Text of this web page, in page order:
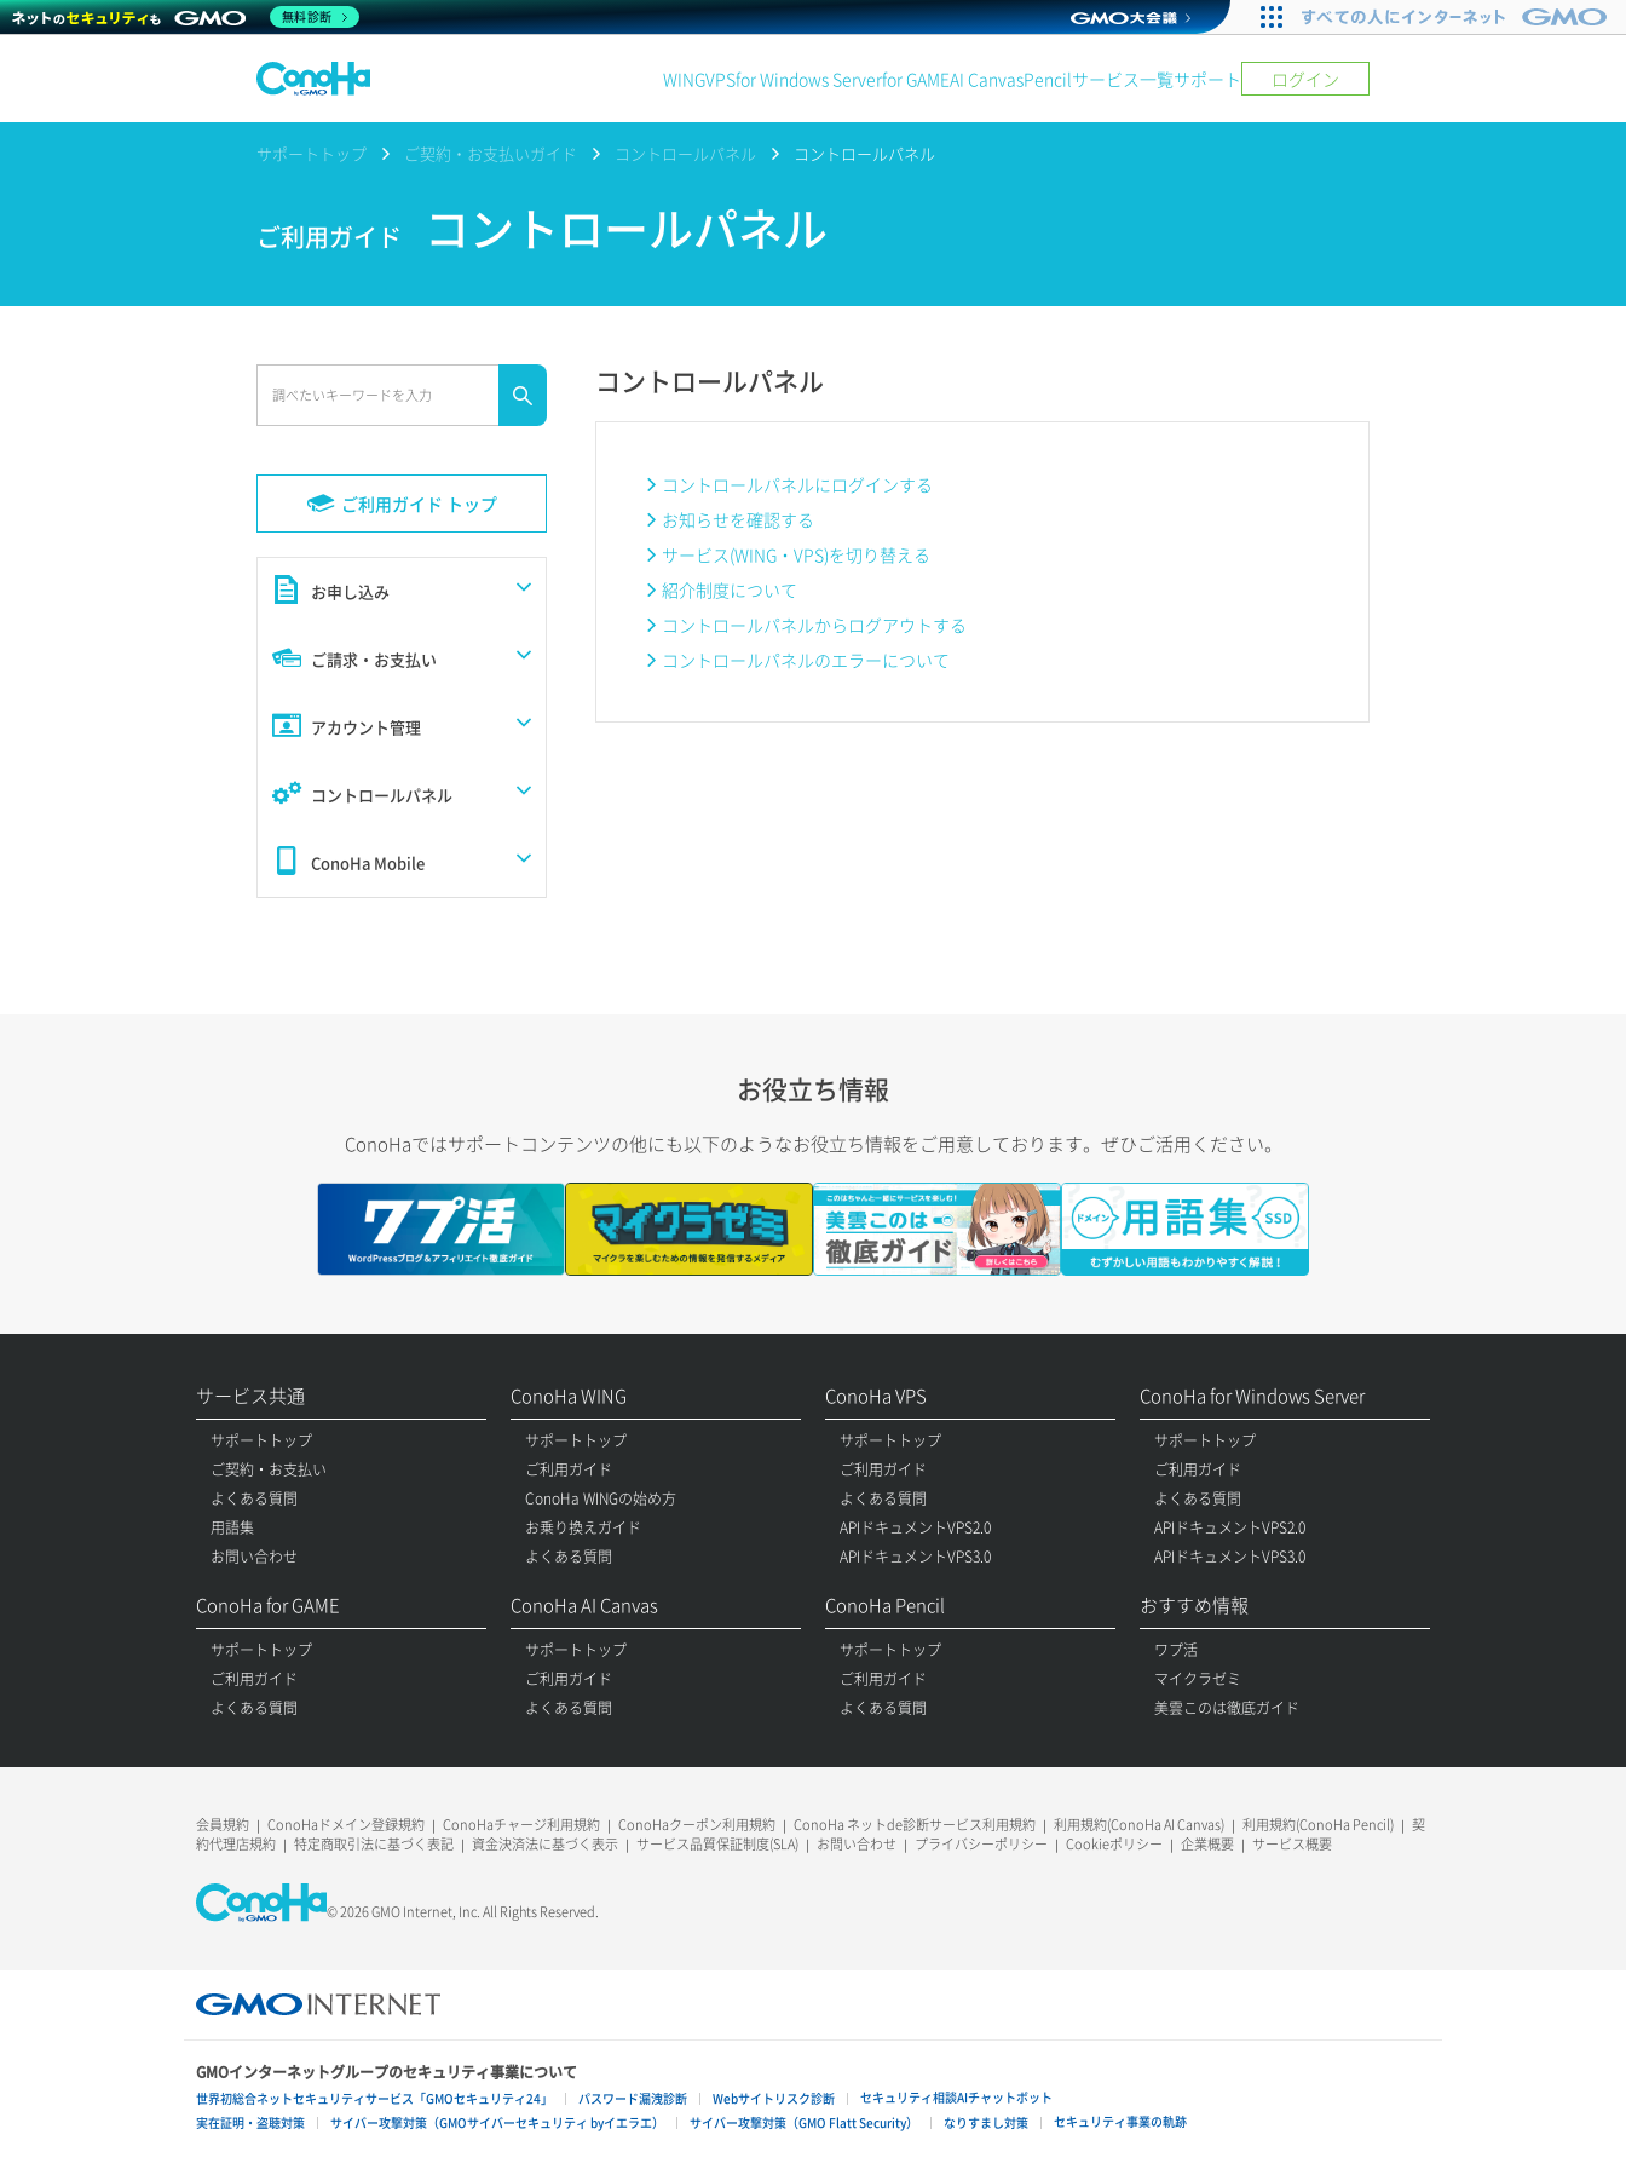
WINGVPSfor Windows Serverfor GAMEAI CanvasPencilサービス一覧サポート ログイン
サポートトップ ご契約・お支払いガイド コントロールパネル コントロールパネル
ご利用ガイド コントロールパネル
ご利用ガイド トップ
お申し込み
ご請求・お支払い
アカウント管理
コントロールパネル
ConoHa Mobile
コントロールパネル
コントロールパネルにログインする
お知らせを確認する
サービス(WING・VPS)を切り替える
紹介制度について
コントロールパネルからログアウトする
コントロールパネルのエラーについて
お役立ち情報
ConoHaではサポートコンテンツの他にも以下のようなお役立ち情報をご用意しております。ぜひご活用ください。
サービス共通
サポートトップ
ご契約・お支払い
よくある質問
用語集
お問い合わせ
ConoHa WING
サポートトップ
ご利用ガイド
ConoHa WINGの始め方
お乗り換えガイド
よくある質問
ConoHa VPS
サポートトップ
ご利用ガイド
よくある質問
APIドキュメントVPS2.0
APIドキュメントVPS3.0
ConoHa for Windows Server
サポートトップ
ご利用ガイド
よくある質問
APIドキュメントVPS2.0
APIドキュメントVPS3.0
ConoHa for GAME
サポートトップ
ご利用ガイド
よくある質問
ConoHa AI Canvas
サポートトップ
ご利用ガイド
よくある質問
ConoHa Pencil
サポートトップ
ご利用ガイド
よくある質問
おすすめ情報
ワプ活
マイクラゼミ
美雲このは徹底ガイド
会員規約 ConoHaドメイン登録規約 ConoHaチャージ利用規約 ConoHaクーポン利用規約 ConoHa ネットde診断サービス利用規約 利用規約(ConoHa AI Canvas) 利用規約(ConoHa Pencil)
契
約代理店規約
特定商取引法に基づく表記 資金決済法に基づく表示 サービス品質保証制度(SLA) お問い合わせ プライバシーポリシー Cookieポリシー 企業概要 サービス概要
© 2026 GMO Internet, Inc. All Rights Reserved.
GMOインターネットグループのセキュリティ事業について
世界初総合ネットセキュリティサービス「GMOセキュリティ24」 パスワード漏洩診断 Webサイトリスク診断
セキュリティ相談AIチャットボット
実在証明・盗聴対策
サイバー攻撃対策（GMOサイバーセキュリティ byイエラエ） サイバー攻撃対策（GMO Flatt Security） なりすまし対策 セキュリティ事業の軌跡
無料診断